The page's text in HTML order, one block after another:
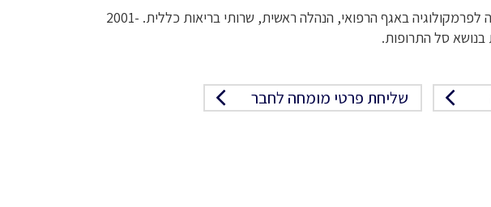
עד שנת 2000, מנהל המחלקה לפרמקולוגיה באגף הרפואי, הנהלה ראשית, שרותי בריאות כללית. 2001-
שליחת פרטי מומחה לחבר